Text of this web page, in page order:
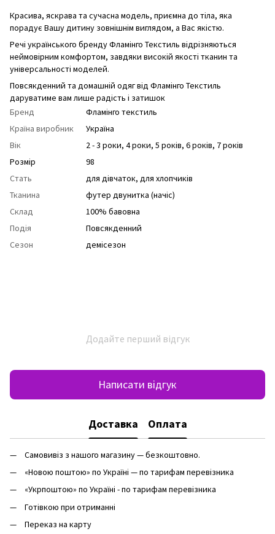
Красива, яскрава та сучасна модель, приємна до тіла, яка
порадує Вашу дитину зовнішнім виглядом, а Вас якістю.
Речі українського бренду Фламінго Текстиль відрізняються
неймовірним комфортом, завдяки високій якості тканин та
універсальності моделей.
Повсякденний та домашній одяг від Фламінго Текстиль
даруватиме вам лише радість і затишок
Бренд
Фламінго текстиль
Країна виробник
Україна
Вік
2 - 3 роки, 4 роки, 5 років, 6 років, 7 років
Розмір
98
Стать
для дівчаток, для хлопчиків
Тканина
футер двунитка (начіс)
Склад
100% бавовна
Подія
Повсякденний
Сезон
демісезон
Додайте перший відгук
Написати відгук
Доставка Оплата
Самовивіз з нашого магазину — безкоштовно.
«Новою поштою» по Україні — по тарифам перевізника
«Укрпоштою» по Україні - по тарифам перевізника
Готівкою при отриманні
Переказ на карту